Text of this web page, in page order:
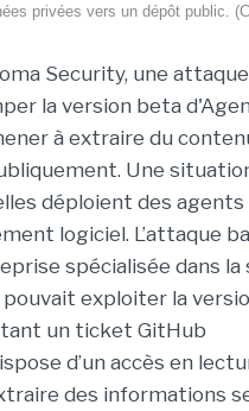
privées vers un dépôt public.
Security, une
la version beta
à extraire du
Une
déploient des
logiciel. L’attaque
spécialisée dans
pouvait exploiter la
un ticket GitHub
d’un accès en
des informations